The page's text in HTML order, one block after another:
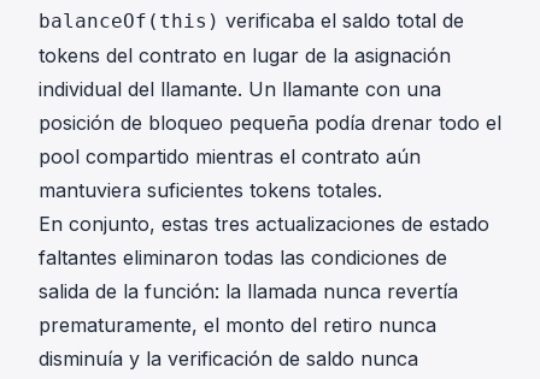
balanceOf(this) verificaba el saldo total de
tokens del contrato en lugar de la asignación
individual del llamante. Un llamante con una
posición de bloqueo pequeña podía drenar todo el
pool compartido mientras el contrato aún
mantuviera suficientes tokens totales.
En conjunto, estas tres actualizaciones de estado
faltantes eliminaron todas las condiciones de
salida de la función: la llamada nunca revertía
prematuramente, el monto del retiro nunca
disminuía y la verificación de saldo nunca